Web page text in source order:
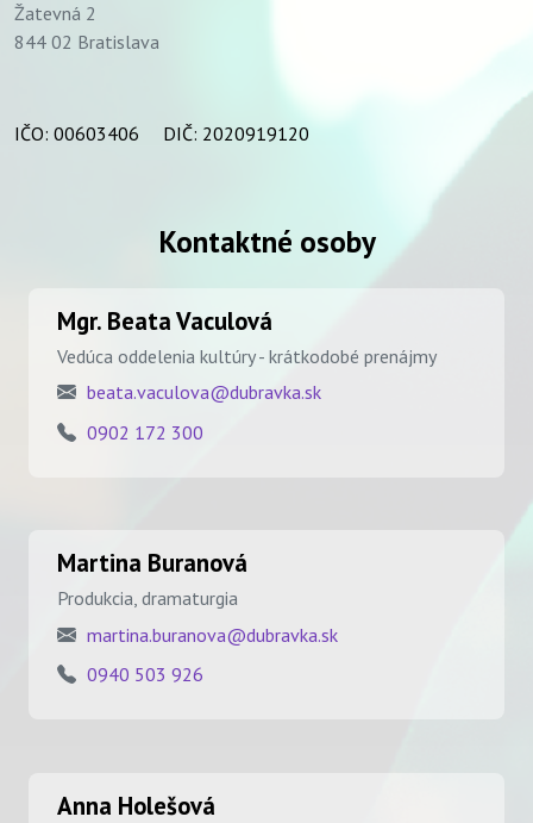
Žatevná 2
844 02 Bratislava
IČO: 00603406 DIČ: 2020919120
Kontaktné osoby
Mgr. Beata Vaculová
Vedúca oddelenia kultúry - krátkodobé prenájmy
beata.vaculova@dubravka.sk
0902 172 300
Martina Buranová
Produkcia, dramaturgia
martina.buranova@dubravka.sk
0940 503 926
Anna Holešová